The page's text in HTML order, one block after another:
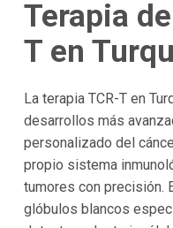
Terapia
T en
La terapia TCR-T en
desarrollos más
personalizado del
propio sistema
tumores con precisión.
glóbulos blancos